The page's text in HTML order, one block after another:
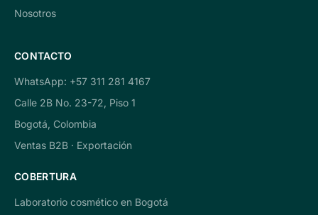
Nosotros
CONTACTO
WhatsApp: +57 311 281 4167
Calle 2B No. 23-72, Piso 1
Bogotá, Colombia
Ventas B2B · Exportación
COBERTURA
Laboratorio cosmético en Bogotá